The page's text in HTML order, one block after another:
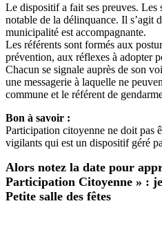
Le dispositif a fait ses preuves. Les
notable de la délinquance. Il s’agit
municipalité est accompagnante.
Les référents sont formés aux
prévention, aux réflexes à adopter
Chacun se signale auprès de son
une messagerie à laquelle ne
commune et le référent de
Bon à savoir :
Participation citoyenne ne doit pas
vigilants qui est un dispositif géré
Alors notez la date pour
Participation Citoyenne » :
Petite salle des fêtes